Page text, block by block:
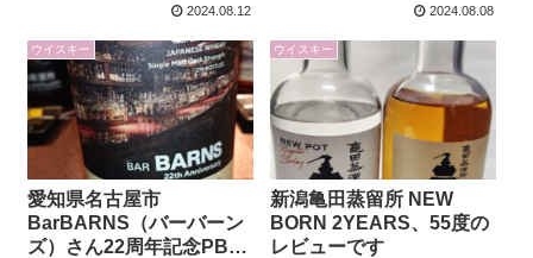
県刈谷市 BarQuanz（バ
ーカンシュ）さん
2024.08.12
BarSuzuki（バースズ
キ）さん
2024.08.08
ウイスキー
愛知県名古屋市
BarBARNS（バーバーン
ズ）さん22周年記念PB
ウイスキー
新潟亀田蒸留所 NEW
BORN 2YEARS、55度の
レビューです